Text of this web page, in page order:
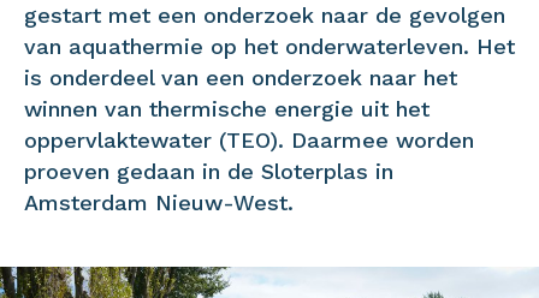
gestart met een onderzoek naar de gevolgen
van aquathermie op het onderwaterleven. Het
is onderdeel van een onderzoek naar het
winnen van thermische energie uit het
oppervlaktewater (TEO). Daarmee worden
proeven gedaan in de Sloterplas in
Amsterdam Nieuw-West.